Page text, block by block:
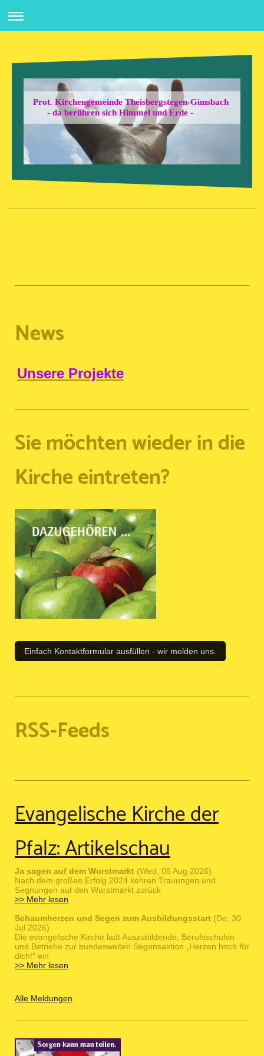
Prot. Kirchengemeinde Theisbergstegen-Gimsbach
- da berühren sich Himmel und Erde -
News
Unsere Projekte
Sie möchten wieder in die
Kirche eintreten?
Einfach Kontaktformular ausfüllen - wir melden uns.
RSS-Feeds
Evangelische Kirche der
Pfalz: Artikelschau
Ja sagen auf dem Wurstmarkt (Wed, 05 Aug 2026)
Nach dem großen Erfolg 2024 kehren Trauungen und
Segnungen auf den Wurstmarkt zurück
>> Mehr lesen
Schaumherzen und Segen zum Ausbildungsstart (Do, 30
Jul 2026)
Die evangelische Kirche lädt Auszubildende, Berufsschulen
und Betriebe zur bundesweiten Segensaktion „Herzen hoch für
dich!“ ein
>> Mehr lesen
Alle Meldungen